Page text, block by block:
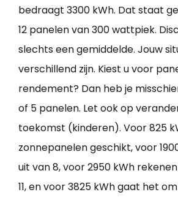
bedraagt 3300 kWh. Dat staat
12 panelen van 300 wattpiek.
slechts een gemiddelde. Jouw
verschillend zijn. Kiest u voor
rendement? Dan heb je
of 5 panelen. Let ook op
toekomst (kinderen). Voor 825
zonnepanelen geschikt, voor
uit van 8, voor 2950 kWh
11, en voor 3825 kWh gaat het